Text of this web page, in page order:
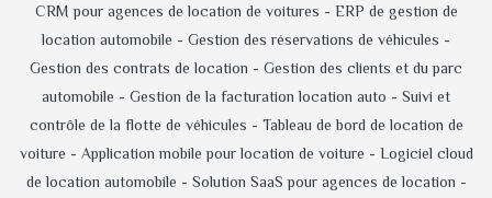
CRM pour agences de location de voitures - ERP de gestion de
location automobile - Gestion des réservations de véhicules -
Gestion des contrats de location - Gestion des clients et du parc
automobile - Gestion de la facturation location auto - Suivi et
contrôle de la flotte de véhicules - Tableau de bord de location de
voiture - Application mobile pour location de voiture - Logiciel cloud
de location automobile - Solution SaaS pour agences de location -